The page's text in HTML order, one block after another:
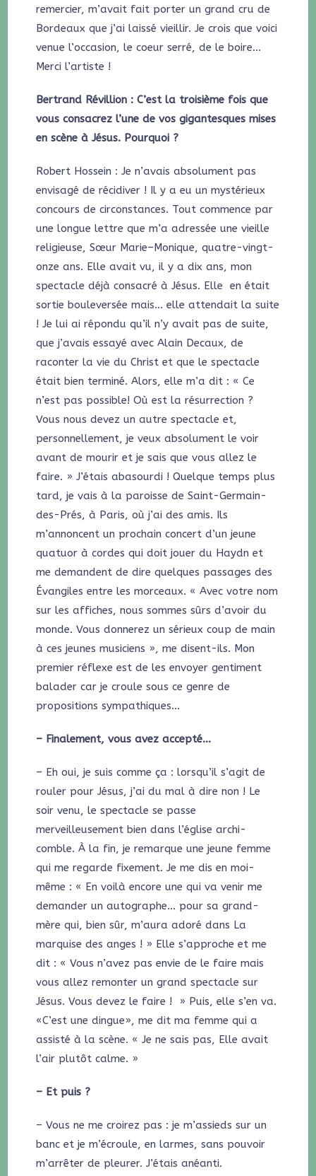
remercier, m’avait fait porter un grand cru de
Bordeaux que j’ai laissé vieillir. Je crois que voici
venue l’occasion, le coeur serré, de le boire…
Merci l’artiste !
Bertrand Révillion : C’est la troisième fois que
vous consacrez l’une de vos gigantesques mises
en scène à Jésus. Pourquoi ?
Robert Hossein : Je n’avais absolument pas
envisagé de récidiver ! Il y a eu un mystérieux
concours de circonstances. Tout commence par
une longue lettre que m’a adressée une vieille
religieuse, Sœur Marie–Monique, quatre-vingt-
onze ans. Elle avait vu, il y a dix ans, mon
spectacle déjà consacré à Jésus. Elle en était
sortie bouleversée mais… elle attendait la suite
! Je lui ai répondu qu’il n’y avait pas de suite,
que j’avais essayé avec Alain Decaux, de
raconter la vie du Christ et que le spectacle
était bien terminé. Alors, elle m’a dit : « Ce
n’est pas possible! Où est la résurrection ?
Vous nous devez un autre spectacle et,
personnellement, je veux absolument le voir
avant de mourir et je sais que vous allez le
faire. » J’étais abasourdi ! Quelque temps plus
tard, je vais à la paroisse de Saint-Germain-
des-Prés, à Paris, où j’ai des amis. Ils
m’annoncent un prochain concert d’un jeune
quatuor à cordes qui doit jouer du Haydn et
me demandent de dire quelques passages des
Évangiles entre les morceaux. « Avec votre nom
sur les affiches, nous sommes sûrs d’avoir du
monde. Vous donnerez un sérieux coup de main
à ces jeunes musiciens », me disent-ils. Mon
premier réflexe est de les envoyer gentiment
balader car je croule sous ce genre de
propositions sympathiques…
– Finalement, vous avez accepté…
– Eh oui, je suis comme ça : lorsqu’il s’agit de
rouler pour Jésus, j’ai du mal à dire non ! Le
soir venu, le spectacle se passe
merveilleusement bien dans l’église archi-
comble. À la fin, je remarque une jeune femme
qui me regarde fixement. Je me dis en moi-
même : « En voilà encore une qui va venir me
demander un autographe… pour sa grand-
mère qui, bien sûr, m’aura adoré dans La
marquise des anges ! » Elle s’approche et me
dit : « Vous n’avez pas envie de le faire mais
vous allez remonter un grand spectacle sur
Jésus. Vous devez le faire ! » Puis, elle s’en va.
«C’est une dingue», me dit ma femme qui a
assisté à la scène. « Je ne sais pas, Elle avait
l’air plutôt calme. »
– Et puis ?
– Vous ne me croirez pas : je m’assieds sur un
banc et je m’écroule, en larmes, sans pouvoir
m’arrêter de pleurer. J’étais anéanti.